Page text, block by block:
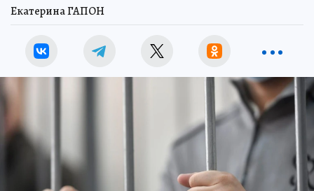
Екатерина ГАПОН